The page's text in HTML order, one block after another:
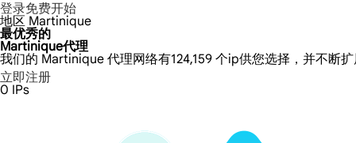
登录免费开始
地区 Martinique
最优秀的
Martinique代理
我们的 Martinique 代理网络有124,159 个ip供您选择，并不断
立即注册
0 IPs